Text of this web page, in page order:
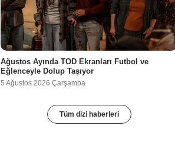
Ağustos Ayında TOD Ekranları Futbol ve
Eğlenceyle Dolup Taşıyor
5 Ağustos 2026 Çarşamba
Tüm dizi haberleri